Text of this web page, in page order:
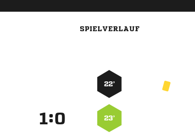
SPIELVERLAUF
22’
: 23’